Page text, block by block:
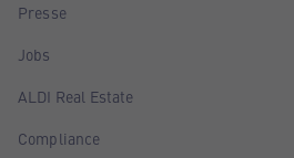
Presse
Jobs
ALDI Real Estate
Compliance